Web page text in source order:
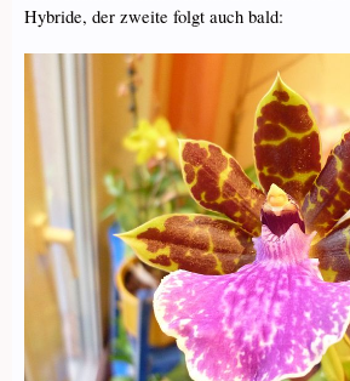
Hybride, der zweite folgt auch bald: